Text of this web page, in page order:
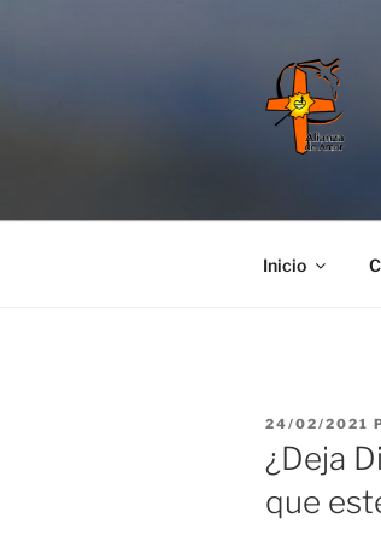
Inicio
PUBLICADO
EL
24/02/2021
¿Deja
que